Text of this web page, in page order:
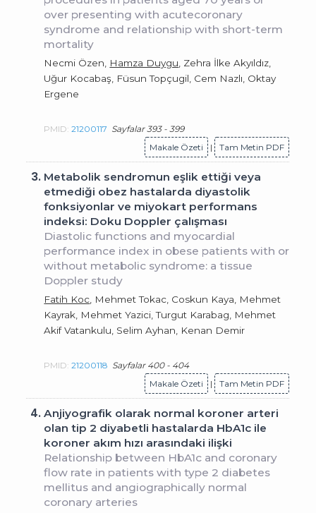
over presenting with acutecoronary
syndrome and relationship with short-term
mortality
Necmi Özen, Hamza Duygu , Zehra İlke Akyıldız,
Uğur Kocabaş, Füsun Topçugil, Cem Nazlı, Oktay
Ergene
PMID:21200117 Sayfalar 393 - 399
Makale Özeti
| Tam Metin PDF
3. Metabolik sendromun eşlik ettiği veya
etmediği obez hastalarda diyastolik
fonksiyonlar ve miyokart performans
indeksi: Doku Doppler çalışması
Diastolic functions and myocardial
performance index in obese patients with or
without metabolic syndrome: a tissue
Doppler study
Fatih Koc , Mehmet Tokac, Coskun Kaya, Mehmet
Kayrak, Mehmet Yazici, Turgut Karabag, Mehmet
Akif Vatankulu, Selim Ayhan, Kenan Demir
PMID:21200118 Sayfalar 400 - 404
Makale Özeti
| Tam Metin PDF
4.Anjiyografik olarak normal koroner arteri
olan tip 2 diyabetli hastalarda HbA1c ile
koroner akım hızı arasındaki ilişki
Relationship between HbA1c and coronary
flow rate in patients with type 2 diabetes
mellitus and angiographically normal
coronary arteries